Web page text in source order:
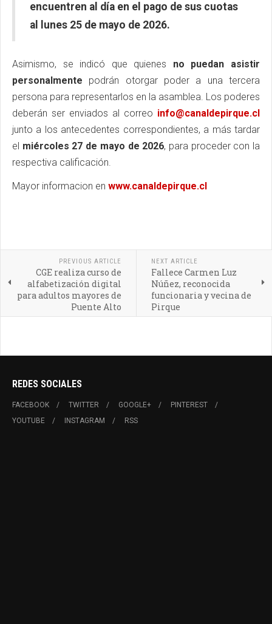
encuentren al día en el pago de sus cuotas
al lunes 25 de mayo de 2026.
Asimismo, se indicó que quienes no puedan asistir
personalmente podrán otorgar poder a una tercera
persona para representarlos en la asamblea. Los poderes
deberán ser enviados al correo info@canaldepirque.cl
junto a los antecedentes correspondientes, a más tardar
el miércoles 27 de mayo de 2026, para proceder con la
respectiva calificación.
Mayor informacion en www.canaldepirque.cl
PREVIOUS ARTICLE
CGE realiza curso de
alfabetización digital
para adultos mayores de
Puente Alto
NEXT ARTICLE
Fallece Carmen Luz
Núñez, reconocida
funcionaria y vecina de
Pirque
REDES SOCIALES
FACEBOOK TWITTER GOOGLE+
PINTEREST
YOUTUBE
INSTAGRAM RSS